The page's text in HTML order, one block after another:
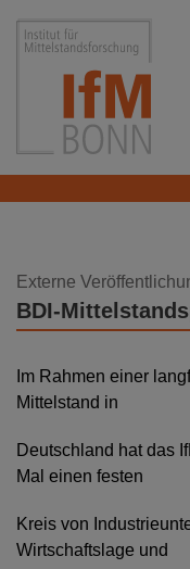
Externe
BDI-
Im Rahmen einer
Mittelstand in
Deutschland hat das
Mal einen festen
Kreis von
Wirtschaftslage und